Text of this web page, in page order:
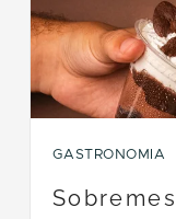
GASTRONOMIA